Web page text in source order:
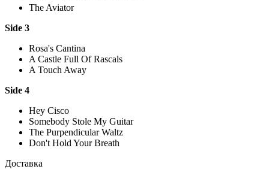
The Aviator
Side 3
Rosa's Cantina
A Castle Full Of Rascals
A Touch Away
Side 4
Hey Cisco
Somebody Stole My Guitar
The Purpendicular Waltz
Don't Hold Your Breath
Доставка